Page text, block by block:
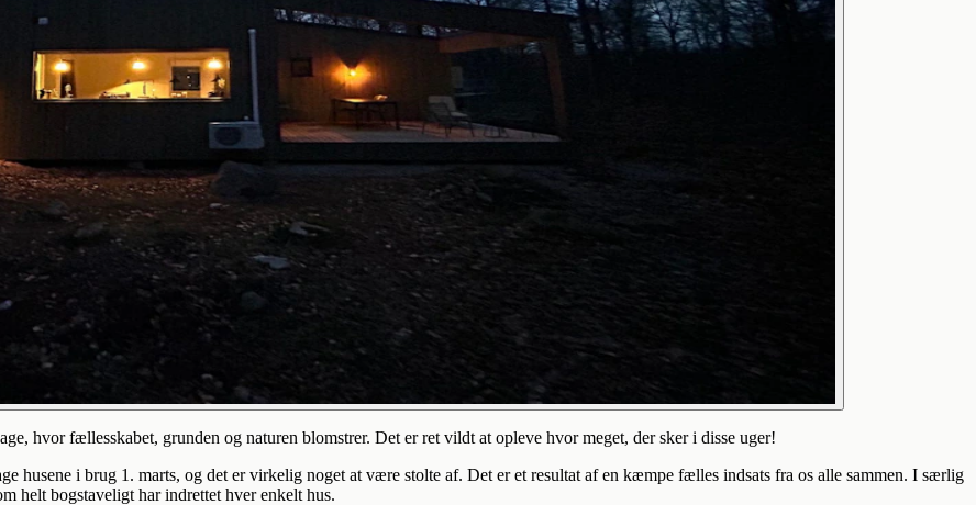
hvor fællesskabet, grunden og naturen blomstrer. Det er ret vildt at opleve hvor meget, der sker i disse uger!
husene i brug 1. marts, og det er virkelig noget at være stolte af. Det er et resultat af en kæmpe fælles indsats fra os alle sammen. I særlig
helt bogstaveligt har indrettet hver enkelt hus.